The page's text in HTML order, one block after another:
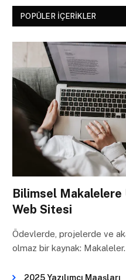
POPÜLER İÇERIKLER
Bilimsel
Web Sitesi
Ödevlerde, projelerde ve
olmaz bir kaynak:
2025 Yazılımcı Maaşları